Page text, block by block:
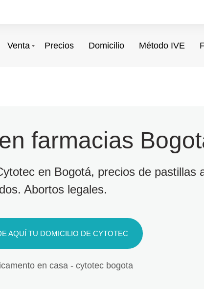
Venta Precios Domicilio Método IVE
farmacias
en Bogotá, precios de pastillas
Abortos legales.
AQUÍ TU DOMICILIO DE CYTOTEC